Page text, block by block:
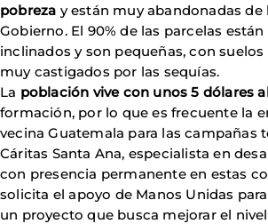
pobreza y están muy abandonadas de
Gobierno. El 90% de las parcelas están
inclinados y son pequeñas, con
muy castigados por las sequías.
La población vive con unos 5 dólares
formación, por lo que es frecuente la
vecina Guatemala para las campañas
Cáritas Santa Ana, especialista en
con presencia permanente en estas
solicita el apoyo de Manos Unidas
un proyecto que busca mejorar el nivel